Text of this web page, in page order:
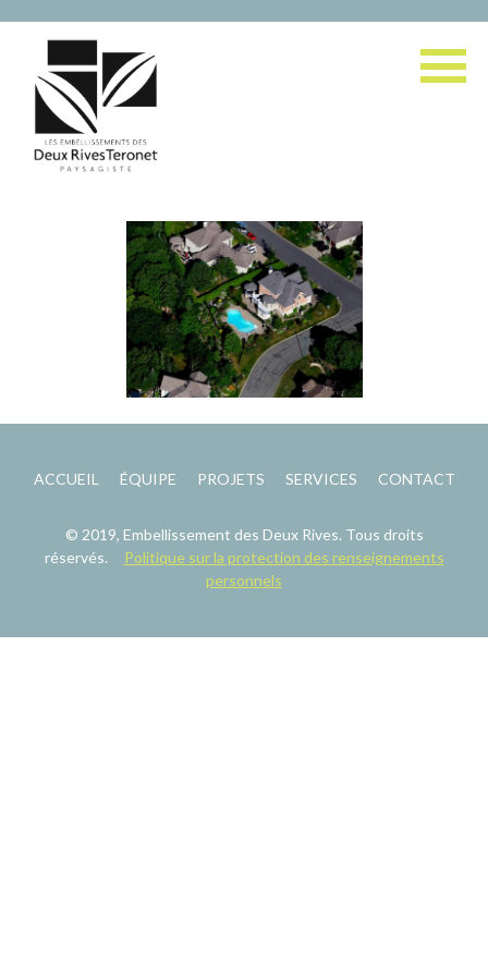
ACCUEIL ÉQUIPE PROJETS SERVICES CONTACT
© 2019, Embellissement des Deux Rives. Tous droits
réservés.
Politique sur la protection des renseignements
personnels